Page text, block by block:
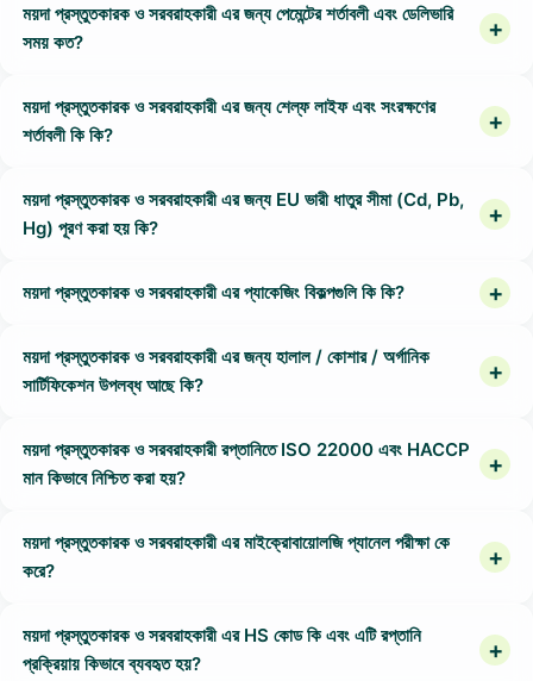
ময়দা প্রস্তুতকারক ও সরবরাহকারী এর জন্য পেমেন্টের শর্তাবলী এবং ডেলিভারি
সময় কত?
ময়দা প্রস্তুতকারক ও সরবরাহকারী এর জন্য শেল্ফ লাইফ এবং সংরক্ষণের
শর্তাবলী কি কি?
ময়দা প্রস্তুতকারক ও সরবরাহকারী এর জন্য EU ভারী ধাতুর সীমা (Cd, Pb,
Hg) পূরণ করা হয় কি?
ময়দা প্রস্তুতকারক ও সরবরাহকারী এর প্যাকেজিং বিকল্পগুলি কি কি?
ময়দা প্রস্তুতকারক ও সরবরাহকারী এর জন্য হালাল / কোশার / অর্গানিক
সার্টিফিকেশন উপলব্ধ আছে কি?
ময়দা প্রস্তুতকারক ও সরবরাহকারী রপ্তানিতে ISO 22000 এবং HACCP
মান কিভাবে নিশ্চিত করা হয়?
ময়দা প্রস্তুতকারক ও সরবরাহকারী এর মাইক্রোবায়োলজি প্যানেল পরীক্ষা কে
করে?
ময়দা প্রস্তুতকারক ও সরবরাহকারী এর HS কোড কি এবং এটি রপ্তানি
প্রক্রিয়ায় কিভাবে ব্যবহৃত হয়?